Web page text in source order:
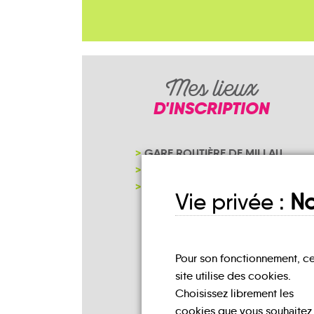
Mes lieux
D'INSCRIPTION
GARE ROUTIÈRE DE MILLAU
Vie privée :
Pour son fonctionnement,
site utilise des cookies.
Choisissez librement les
cookies que vous souhaitez